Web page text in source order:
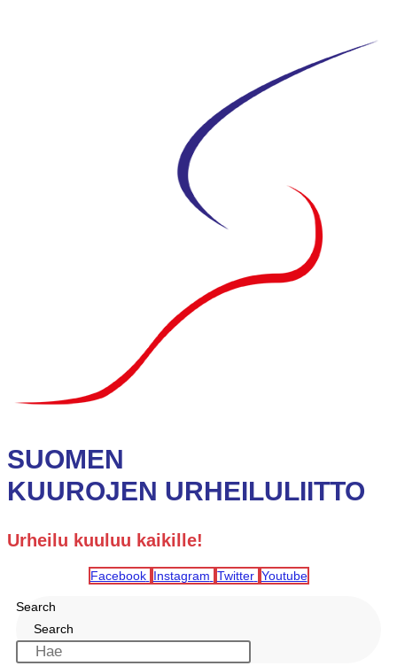
SUOMEN
KUUROJEN URHEILULIITTO
Urheilu kuuluu kaikille!
Facebook Instagram Twitter Youtube
Search
Search